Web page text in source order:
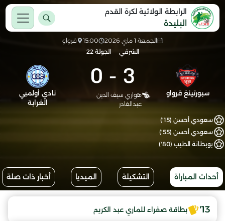
الرابطة الولائية لكرة القدم
البليدة
الجمعة 1 ماي 2026 15:00
قرواو
الشرفي
الجولة 22
سبورتينغ قرواو
3
-
0
هواري سيف الدين
عبدالقادر
نادي أولمبي
الغرابة
سعودي أحسن (15')
سعودي أحسن (55')
بوبطانة الطيب (80')
أحداث المباراة التشكيلة الميديا أخبار ذات صلة
13' بطاقة صفراء للماري عبد الكريم